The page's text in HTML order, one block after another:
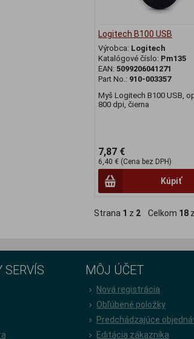
Logitech B100 USB
Výrobca: Logitech
Katalógové číslo: Pm135
EAN: 5099206041271
Part No.: 910-003357
Myš Logitech B100 USB,
800 dpi, čierna
7,87 €
6,40 € (Cena bez DPH)
Kúpiť
Strana 1 z 2 Celkom 18
MÔJ ÚČET
Nová registrácia
Obľúbené položky
Predchádzajúce
Editácia zákazníka